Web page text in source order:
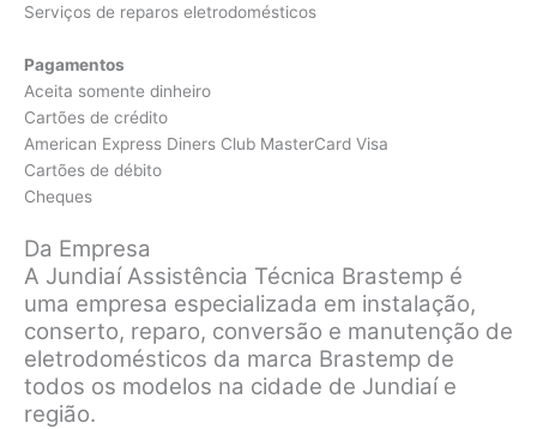
Serviços de reparos eletrodomésticos
Pagamentos
Aceita somente dinheiro
Cartões de crédito
American Express Diners Club MasterCard Visa
Cartões de débito
Cheques
Da Empresa
A Jundiaí Assistência Técnica Brastemp é
uma empresa especializada em instalação,
conserto, reparo, conversão e manutenção de
eletrodomésticos da marca Brastemp de
todos os modelos na cidade de Jundiaí e
região.